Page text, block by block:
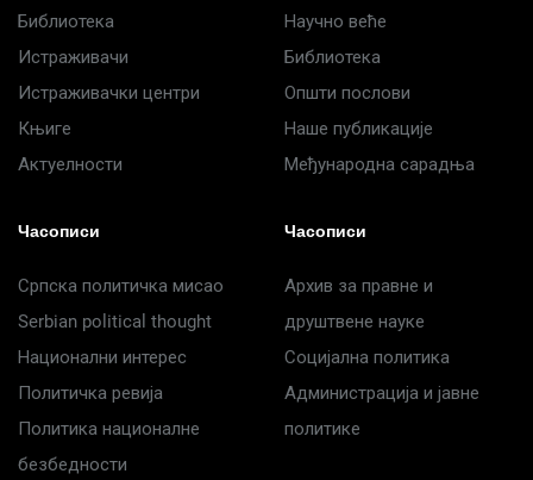
Библиотека
Истраживачи
Истраживачки центри
Књиге
Актуелности
Научно веће
Библиотека
Општи послови
Наше публикације
Међународна сарадња
Часописи
Српска политичка мисао
Serbian political thought
Национални интерес
Политичка ревија
Политика националне
безбедности
Часописи
Архив за правне и
друштвене науке
Социјална политика
Администрација и јавне
политике